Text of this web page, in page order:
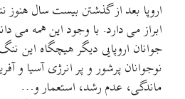
اروپا بعد از گذشتن بیست سال هنوز
ابراز می دارد. با وجود این همه می
نوجوانان پرشور و پر انرژی آسیا و
ماندگی، عدم رشد، استعمار و…